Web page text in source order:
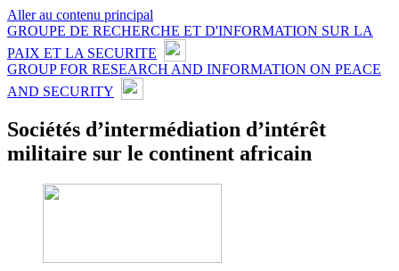
Aller au contenu principal
GROUPE DE RECHERCHE ET D'INFORMATION SUR LA
PAIX ET LA SECURITE
GROUP FOR RESEARCH AND INFORMATION ON PEACE
AND SECURITY
Sociétés d’intermédiation d’intérêt
militaire sur le continent africain